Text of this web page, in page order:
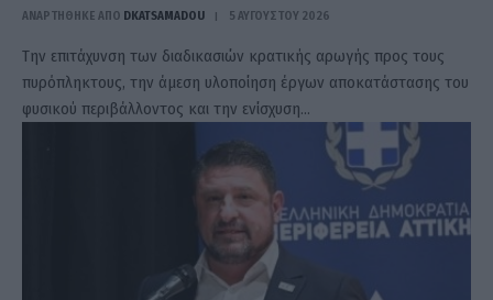
ΑΝΑΡΤΗΘΗΚΕ ΑΠΟ DKATSAMADOU 5 ΑΥΓΟΎΣΤΟΥ 2026
Την επιτάχυνση των διαδικασιών κρατικής αρωγής προς τους
πυρόπληκτους, την άμεση υλοποίηση έργων αποκατάστασης του
φυσικού περιβάλλοντος και την ενίσχυση…